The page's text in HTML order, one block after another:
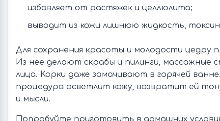
избавляет от растяжек и целлюлита;
выводит из кожи лишнюю жидкость,
Для сохранения красоты и молодости цедру
Из нее делают скрабы и пилинги, массажные
лица. Корки даже замачивают в горячей
процедура осветлит кожу, возвратит ей
и мысли.
Попробуйте приготовить в домашних